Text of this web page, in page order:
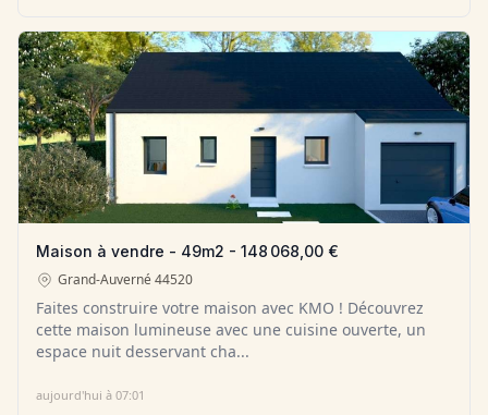
Maison à vendre - 49m2 - 148 068,00 €
Grand-Auverné44520
Faites construire votre maison avec KMO ! Découvrez
cette maison lumineuse avec une cuisine ouverte, un
espace nuit desservant cha...
aujourd'hui à 07:01